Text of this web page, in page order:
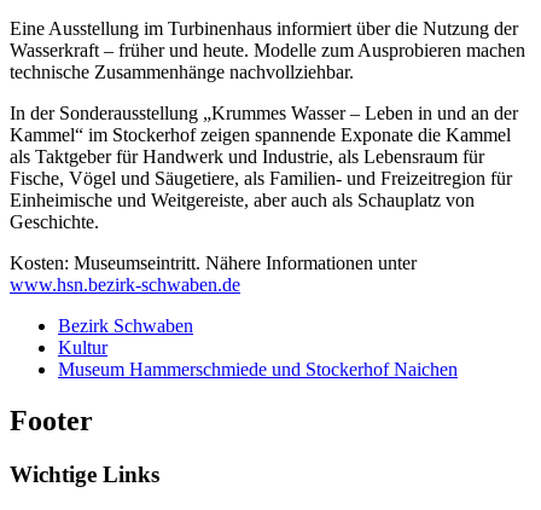
Eine Ausstellung im Turbinenhaus informiert über die Nutzung der
Wasserkraft – früher und heute. Modelle zum Ausprobieren machen
technische Zusammenhänge nachvollziehbar.
In der Sonderausstellung „Krummes Wasser – Leben in und an der
Kammel“ im Stockerhof zeigen spannende Exponate die Kammel
als Taktgeber für Handwerk und Industrie, als Lebensraum für
Fische, Vögel und Säugetiere, als Familien- und Freizeitregion für
Einheimische und Weitgereiste, aber auch als Schauplatz von
Geschichte.
Kosten: Museumseintritt. Nähere Informationen unter
www.hsn.bezirk-schwaben.de
Bezirk Schwaben
Kultur
Museum Hammerschmiede und Stockerhof Naichen
Footer
Wichtige Links